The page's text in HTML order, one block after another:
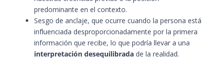
predominante en el contexto.
Sesgo de anclaje, que ocurre cuando la persona está
influenciada desproporcionadamente por la primera
información que recibe, lo que podría llevar a una
interpretación desequilibrada de la realidad.